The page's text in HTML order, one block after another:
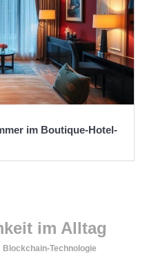
im Boutique-Hotel-
im Alltag
Blockchain-Technologie